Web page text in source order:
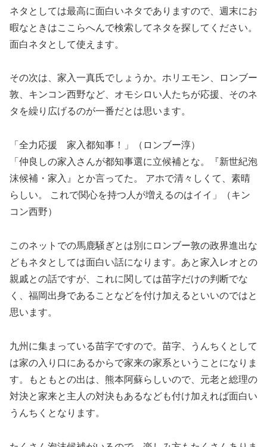
ネタとしては最高に面白いネタでありますので、週末にお
暇なときはここらへんで検索してネタを探してください。
面白ネタとして使えます。
その次は、家入一真氏でしょうか。ホリエモン、ロンブー
敦、キンコン西野など、オモシロい人たちが応援、そのネ
タを繰り広げるのが一番だとは思います。
「全力応援 家入都知事！」（ロンブー淳）
「仲良しの家入さんが都知事選に立候補とな。『新世紀泡
沫候補・家入』とか言ってた。 アホで清々しくて、素晴
らしい。 これで関心を持つ人が増えるのはイイ」（キン
コン西野）
このネットでの馬鹿騒ぎとは別にロンブー敦の政界進出な
どもネタとしては面白い話になります。あと家入レオとの
親戚との話ですが、これに関しては苗字だけの判断でな
く、福岡出身であることなどを付け加えるといいのではと
思います。
九州に集まっている苗字ですので。苗字、うんちくとして
は家の入り口にあるからで家来の家系ということになりま
す。もともとの出は、熊本阿蘇らしいので、元老と総理の
対決と家来と主人の対決もあるなども付け加えれば面白い
うんちくとなります。